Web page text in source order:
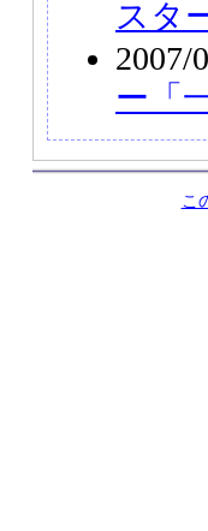
スタ
2007/
ー「
こ